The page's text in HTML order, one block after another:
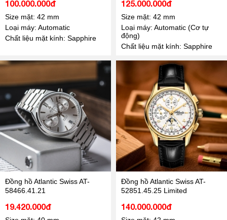
100.000.000đ
Size mặt: 42 mm
Loại máy: Automatic
Chất liệu mặt kính: Sapphire
125.000.000đ
Size mặt: 42 mm
Loại máy: Automatic (Cơ tự
động)
Chất liệu mặt kính: Sapphire
Đồng hồ Atlantic Swiss AT-
58466.41.21
19.420.000đ
Đồng hồ Atlantic Swiss AT-
52851.45.25 Limited
140.000.000đ